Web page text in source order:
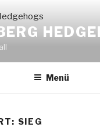
Menü
SIEG